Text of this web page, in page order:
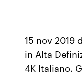
15 nov 2019
in Alta
4K Italiano.